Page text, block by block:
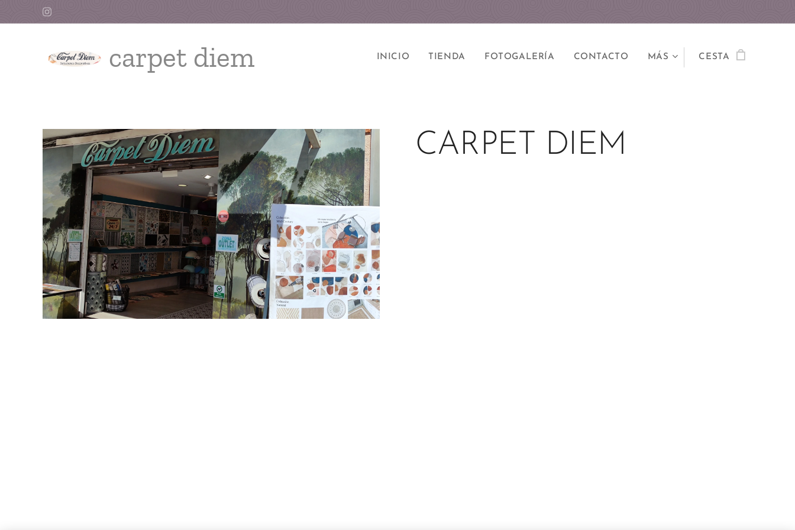
carpet diem INICIO TIENDA FOTOGALERÍA CONTACTO MÁS CESTA
CARPET DIEM